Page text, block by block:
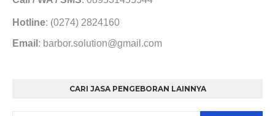
Hotline: (0274) 2824160
Email : barbor.solution@gmail.com
CARI JASA PENGEBORAN LAINNYA